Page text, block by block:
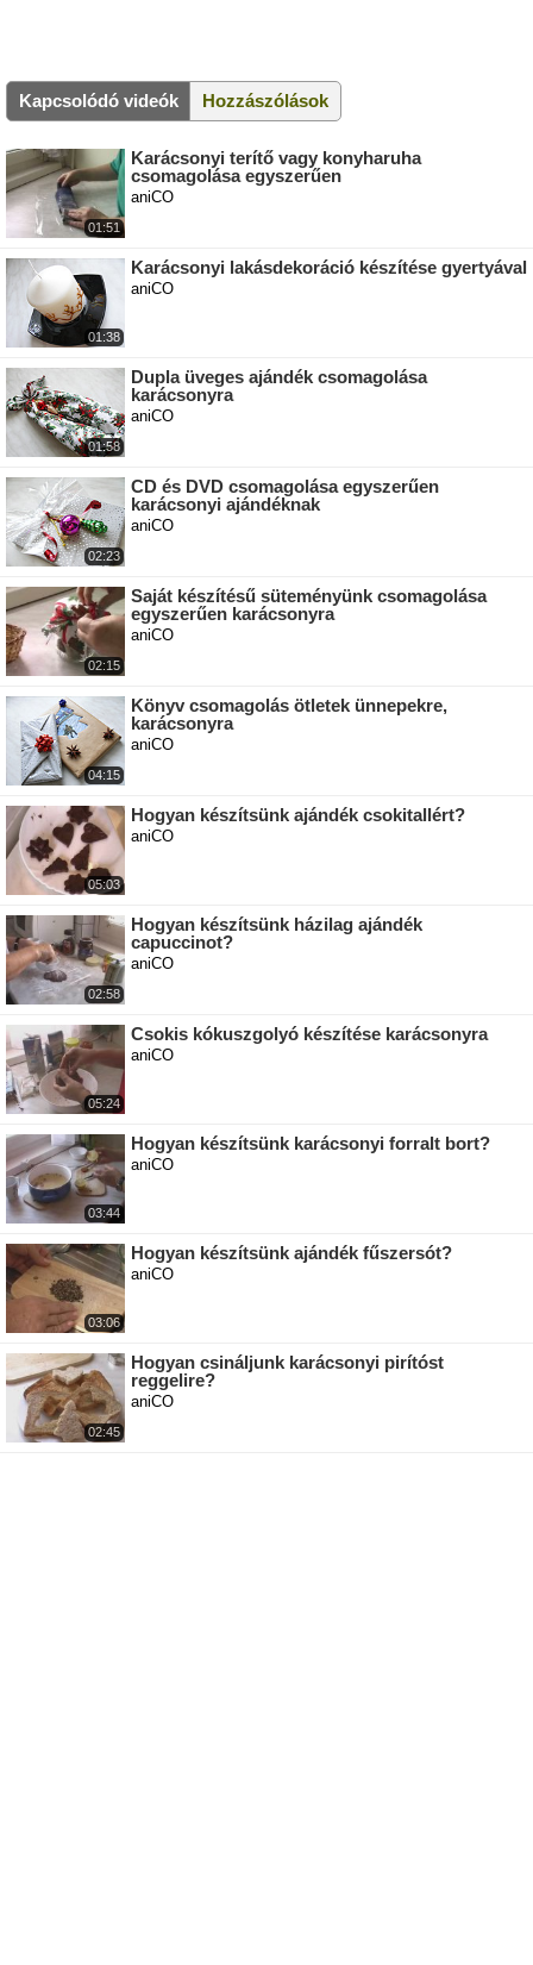
Kapcsolódó videók Hozzászólások
01:51
Karácsonyi terítő vagy konyharuha
csomagolása egyszerűen
aniCO
01:38
Karácsonyi lakásdekoráció készítése gyertyával
aniCO
01:58
Dupla üveges ajándék csomagolása
karácsonyra
aniCO
02:23
CD és DVD csomagolása egyszerűen
karácsonyi ajándéknak
aniCO
02:15
Saját készítésű süteményünk csomagolása
egyszerűen karácsonyra
aniCO
04:15
Könyv csomagolás ötletek ünnepekre,
karácsonyra
aniCO
05:03
Hogyan készítsünk ajándék csokitallért?
aniCO
02:58
Hogyan készítsünk házilag ajándék
capuccinot?
aniCO
05:24
Csokis kókuszgolyó készítése karácsonyra
aniCO
03:44
Hogyan készítsünk karácsonyi forralt bort?
aniCO
03:06
Hogyan készítsünk ajándék fűszersót?
aniCO
02:45
Hogyan csináljunk karácsonyi pirítóst
reggelire?
aniCO